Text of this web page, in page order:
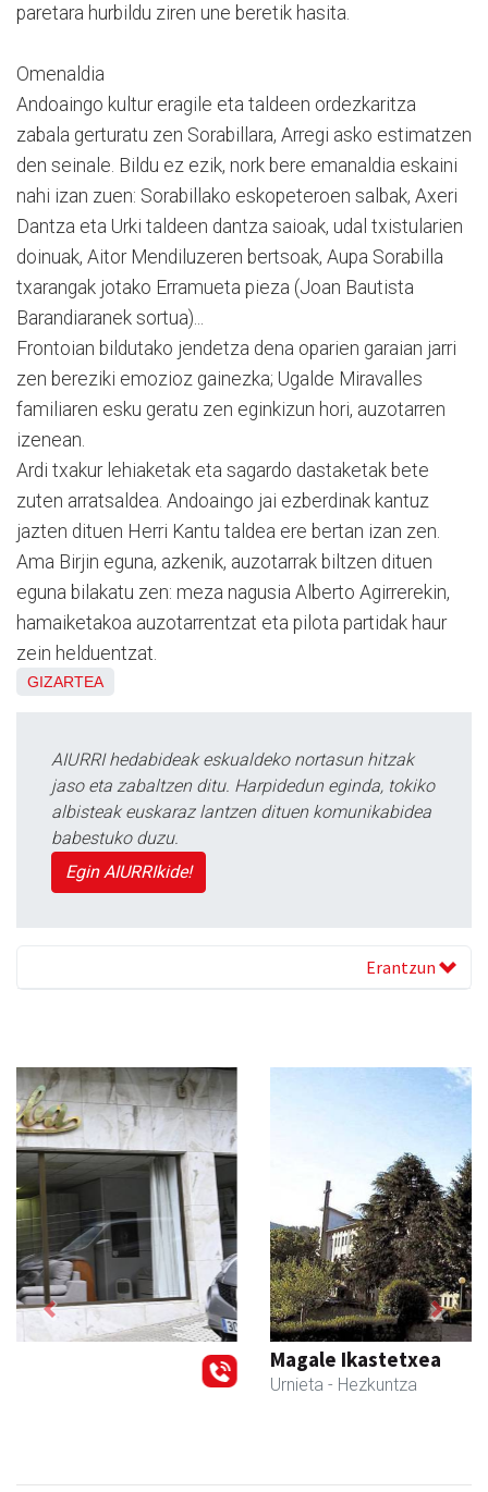
paretara hurbildu ziren une beretik hasita.
Omenaldia
Andoaingo kultur eragile eta taldeen ordezkaritza
zabala gerturatu zen Sorabillara, Arregi asko estimatzen
den seinale. Bildu ez ezik, nork bere emanaldia eskaini
nahi izan zuen: Sorabillako eskopeteroen salbak, Axeri
Dantza eta Urki taldeen dantza saioak, udal txistularien
doinuak, Aitor Mendiluzeren bertsoak, Aupa Sorabilla
txarangak jotako Erramueta pieza (Joan Bautista
Barandiaranek sortua)...
Frontoian bildutako jendetza dena oparien garaian jarri
zen bereziki emozioz gainezka; Ugalde Miravalles
familiaren esku geratu zen eginkizun hori, auzotarren
izenean.
Ardi txakur lehiaketak eta sagardo dastaketak bete
zuten arratsaldea. Andoaingo jai ezberdinak kantuz
jazten dituen Herri Kantu taldea ere bertan izan zen.
Ama Birjin eguna, azkenik, auzotarrak biltzen dituen
eguna bilakatu zen: meza nagusia Alberto Agirrerekin,
hamaiketakoa auzotarrentzat eta pilota partidak haur
zein helduentzat.
GIZARTEA
AIURRI hedabideak eskualdeko nortasun hitzak
jaso eta zabaltzen ditu. Harpidedun eginda, tokiko
albisteak euskaraz lantzen dituen komunikabidea
babestuko duzu.
Egin AIURRIkide!
Erantzun
Previous Next